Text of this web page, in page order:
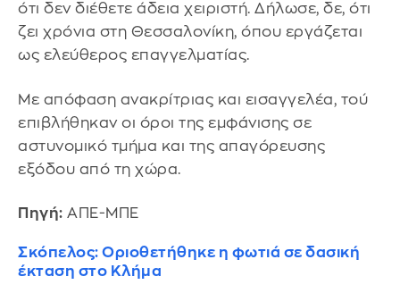
ότι δεν διέθετε άδεια χειριστή. Δήλωσε, δε, ότι
ζει χρόνια στη Θεσσαλονίκη, όπου εργάζεται
ως ελεύθερος επαγγελματίας.
Με απόφαση ανακρίτριας και εισαγγελέα, τού
επιβλήθηκαν οι όροι της εμφάνισης σε
αστυνομικό τμήμα και της απαγόρευσης
εξόδου από τη χώρα.
Πηγή: ΑΠΕ-ΜΠΕ
Σκόπελος: Οριοθετήθηκε η φωτιά σε δασική
έκταση στο Κλήμα